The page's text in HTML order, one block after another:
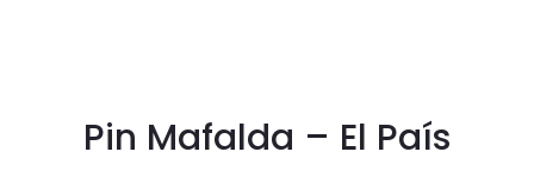
Pin Mafalda – El País